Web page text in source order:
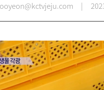
어뉴스
뉴스
|